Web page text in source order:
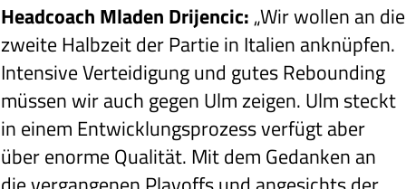
Headcoach Mladen Drijencic:„Wir wollen an die
zweite Halbzeit der Partie in Italien anknüpfen.
Intensive Verteidigung und gutes Rebounding
müssen wir auch gegen Ulm zeigen. Ulm steckt
in einem Entwicklungsprozess verfügt aber
über enorme Qualität. Mit dem Gedanken an